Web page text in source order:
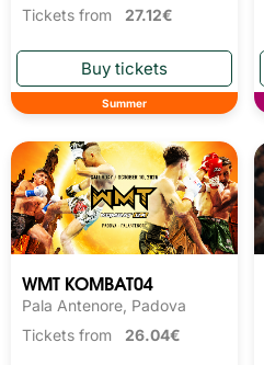
Tickets from 27.12€
Summer
WMT KOMBAT04
Pala Antenore, Padova
Tickets from 26.04€